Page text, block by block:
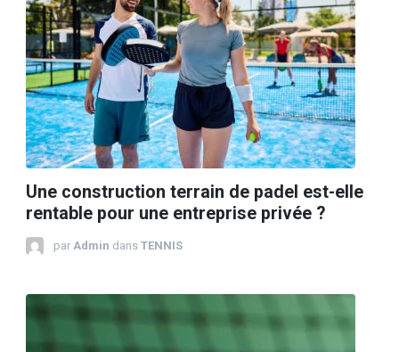
Une construction terrain de padel est-elle
rentable pour une entreprise privée ?
par Admin dans TENNIS